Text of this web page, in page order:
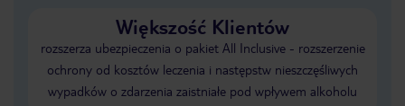
Większość Klientów
rozszerza ubezpieczenia o pakiet All Inclusive - rozszerzenie
ochrony od kosztów leczenia i następstw nieszczęśliwych
wypadków o zdarzenia zaistniałe pod wpływem alkoholu